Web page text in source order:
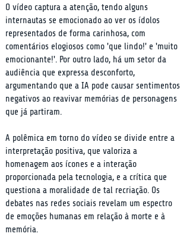
O vídeo captura a atenção, tendo alguns
internautas se emocionado ao ver os ídolos
representados de forma carinhosa, com
comentários elogiosos como 'que lindo!' e 'muito
emocionante!'. Por outro lado, há um setor da
audiência que expressa desconforto,
argumentando que a IA pode causar sentimentos
negativos ao reavivar memórias de personagens
que já partiram.
A polêmica em torno do vídeo se divide entre a
interpretação positiva, que valoriza a
homenagem aos ícones e a interação
proporcionada pela tecnologia, e a crítica que
questiona a moralidade de tal recriação. Os
debates nas redes sociais revelam um espectro
de emoções humanas em relação à morte e à
memória.